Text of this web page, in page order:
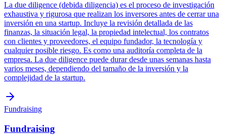
La due diligence (debida diligencia) es el proceso de investigación
exhaustiva y rigurosa que realizan los inversores antes de cerrar una
inversión en una startup. Incluye la revisión detallada de las
finanzas, la situación legal, la propiedad intelectual, los contratos
con clientes y proveedores, el equipo fundador, la tecnología y
cualquier posible riesgo. Es como una auditoría completa de la
empresa. La due diligence puede durar desde unas semanas hasta
varios meses, dependiendo del tamaño de la inversión y la
complejidad de la startup.
Fundraising
Fundraising